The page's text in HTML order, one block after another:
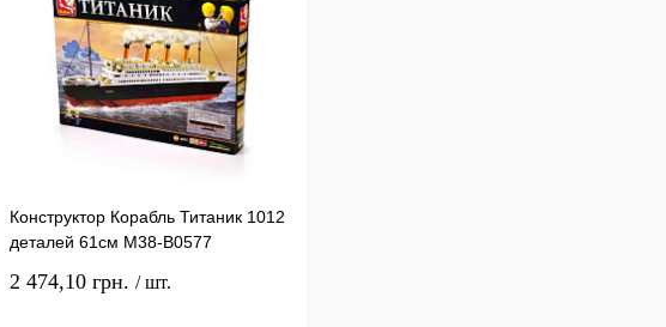
Конструктор Корабль Титаник 1012
деталей 61см M38-B0577
2 474,10 грн. / шт.